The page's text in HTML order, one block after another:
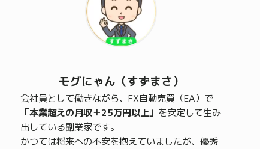
モグにゃん（すずまさ）
会社員として働きながら、FX自動売買（EA）で
「本業超えの月収＋25万円以上」 を安定して生み
出している副業家です。
かつては将来への不安を抱えていましたが、優秀